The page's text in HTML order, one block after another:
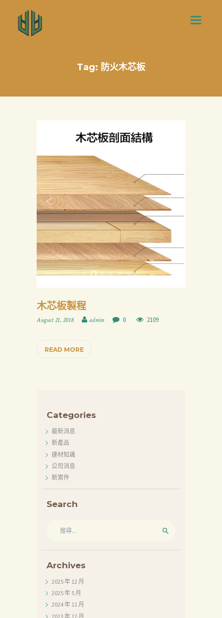
Tag: 防火木芯板
木芯板製程
August 21, 2018 admin 0 2109
READ MORE
Categories
最新消息
新產品
建材知識
公司消息
新案件
Search
鍵
Archives
2025 年 12 月
2025 年 5 月
2024 年 11 月
2023 年 12 月